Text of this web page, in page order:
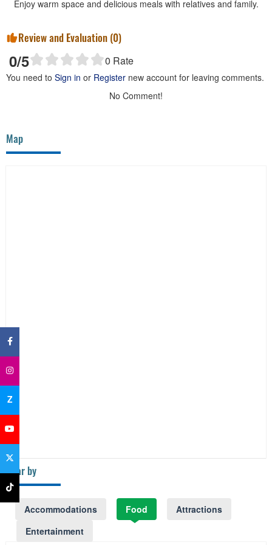
Enjoy warm space and delicious meals with relatives and family.
Review and Evaluation (0)
0/5 0 Rate
You need to Sign in or Register new account for leaving comments.
No Comment!
Map
Near by
Accommodations Food
Attractions
Entertainment
×
Z